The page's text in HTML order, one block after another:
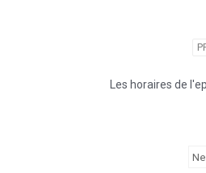
Les horaires de